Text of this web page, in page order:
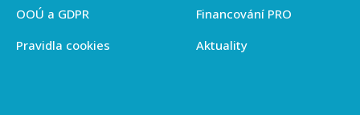
OOÚ a GDPR
Pravidla cookies
Financování PRO
Aktuality